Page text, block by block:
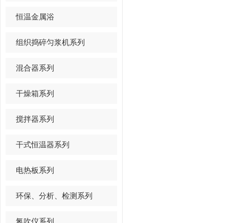
恒温金属浴
组织捣碎匀浆机系列
混合器系列
干燥箱系列
搅拌器系列
干式恒温器系列
电热板系列
环保、分析、检测系列
氮吹仪系列